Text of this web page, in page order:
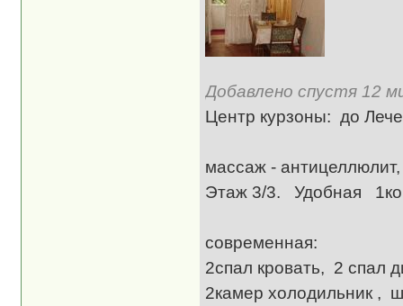
Добавлено спустя 12
Центр курзоны: до
массаж -
Этаж 3/3. Удобная
современная:
2спал кровать, 2 спал
2камер холодильник ,